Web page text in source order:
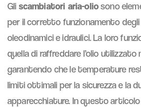
Gli scambiatori aria-oliosono
per il corretto funzionamento
oleodinamici e idraulici. La loro
quella di raffreddare l’olio utilizzato
garantendo che le temperature
limiti ottimali per la sicurezza e la
apparecchiature. In questo